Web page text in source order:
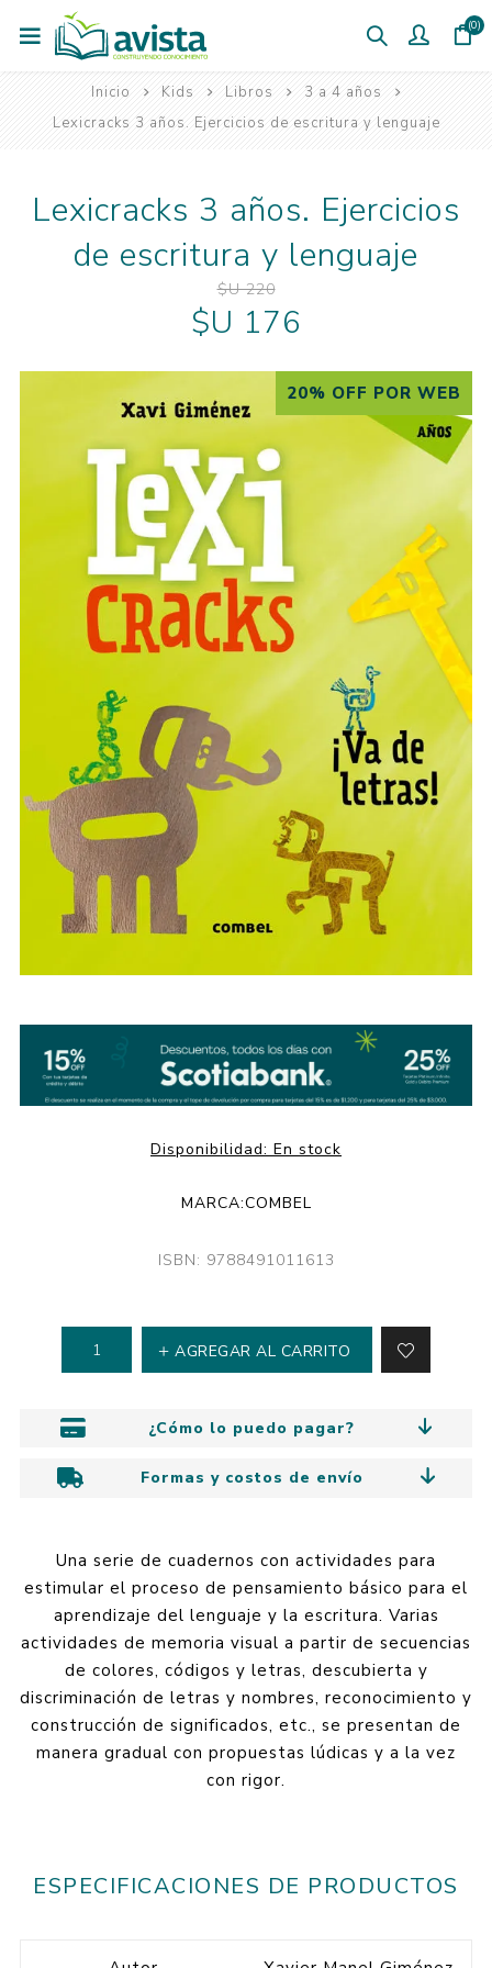
(0)
Inicio Kids Libros
3 a 4 años
Lexicracks 3 años. Ejercicios de escritura y lenguaje
20% OFF POR WEB
Lexicracks 3 años. Ejercicios
de escritura y lenguaje
$U 220
$U 176
Disponibilidad: En stock
MARCA:COMBEL
ISBN: 9788491011613
AGREGAR AL CARRITO
¿Cómo lo puedo pagar?
Formas y costos de envío
Una serie de cuadernos con actividades para
estimular el proceso de pensamiento básico para el
aprendizaje del lenguaje y la escritura. Varias
actividades de memoria visual a partir de secuencias
de colores, códigos y letras, descubierta y
discriminación de letras y nombres, reconocimiento y
construcción de significados, etc., se presentan de
manera gradual con propuestas lúdicas y a la vez
con rigor.
ESPECIFICACIONES DE PRODUCTOS